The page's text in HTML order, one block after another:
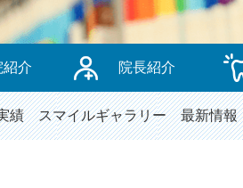
紹介 院長紹介
績 スマイルギャラリー 最新情報